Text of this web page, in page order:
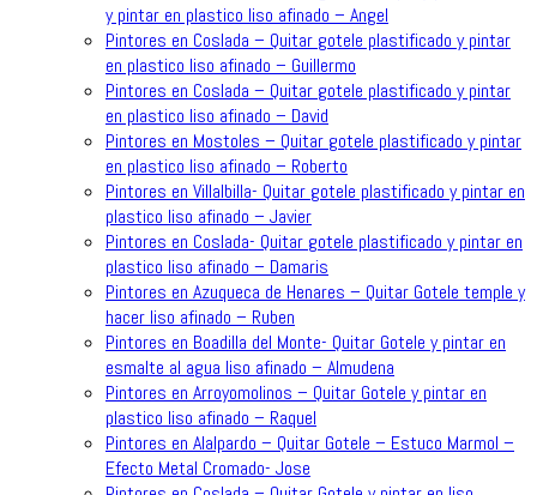
y pintar en plastico liso afinado – Angel
Pintores en Coslada – Quitar gotele plastificado y pintar
en plastico liso afinado – Guillermo
Pintores en Coslada – Quitar gotele plastificado y pintar
en plastico liso afinado – David
Pintores en Mostoles – Quitar gotele plastificado y pintar
en plastico liso afinado – Roberto
Pintores en Villalbilla- Quitar gotele plastificado y pintar en
plastico liso afinado – Javier
Pintores en Coslada- Quitar gotele plastificado y pintar en
plastico liso afinado – Damaris
Pintores en Azuqueca de Henares – Quitar Gotele temple y
hacer liso afinado – Ruben
Pintores en Boadilla del Monte- Quitar Gotele y pintar en
esmalte al agua liso afinado – Almudena
Pintores en Arroyomolinos – Quitar Gotele y pintar en
plastico liso afinado – Raquel
Pintores en Alalpardo – Quitar Gotele – Estuco Marmol –
Efecto Metal Cromado- Jose